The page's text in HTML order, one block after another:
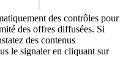
des contrôles pour
des offres diffusées. Si
des contenus
le signaler en cliquant sur